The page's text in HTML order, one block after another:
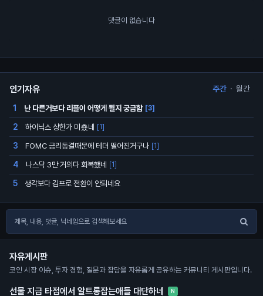
댓글이 없습니다
인기자유 주간 · 월간
1 난 다른거보다 리플이 어떻게 될지 궁금함 [3]
2 하이닉스 상한가 미춌네 [1]
3 FOMC 금리동결때문에 테더 떨어진거구나 [1]
4 나스닥 3만 거의다 회복했네 [1]
5 생각보다 김프로 전환이 안되네요
자유게시판
코인 시장 이슈, 투자 경험, 질문과 잡담을 자유롭게 공유하는 커뮤니티 게시판입니다.
선물 지금 타점에서 알트롱잡는애들 대단하네 N